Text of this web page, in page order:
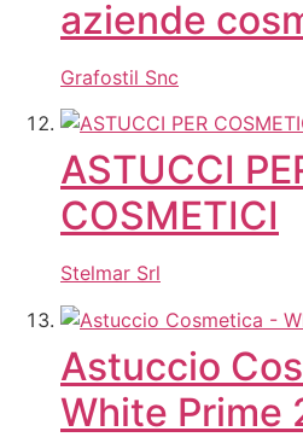
aziende
Grafostil Snc
ASTUCCI
COSMETICI
Stelmar Srl
Astuccio
White Prime